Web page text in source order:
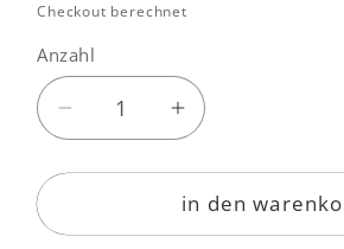
Checkout berechnet
Anzahl
Anzahl
Verringere
die
Menge
mandel
Erhöhe
die
Menge
für
mandel
in den